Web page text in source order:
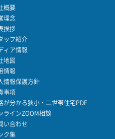
概要
理念
挨拶
ッフ紹介
ィア情報
地図
情報
情報保護方針
事項
が分かる狭小・二世帯住宅PDF
ラインZOOM相談
い合わせ
ク集